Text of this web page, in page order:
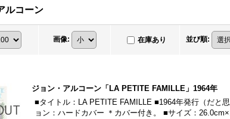
ルコーン
画像: 在庫あり 並び順:
ジョン・アルコーン「LA PETITE FAMILLE」1964年
■タイトル：LA PETITE FAMILLE ■1964年発行（だと
ョン：ハードカバー ＊カバー付き。 ■サイズ：